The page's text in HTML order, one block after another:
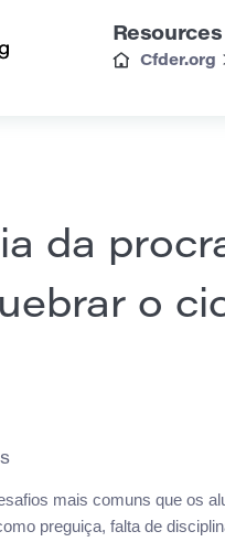
Resources
Cfder.org
da
o
mais comuns que os
preguiça, falta de